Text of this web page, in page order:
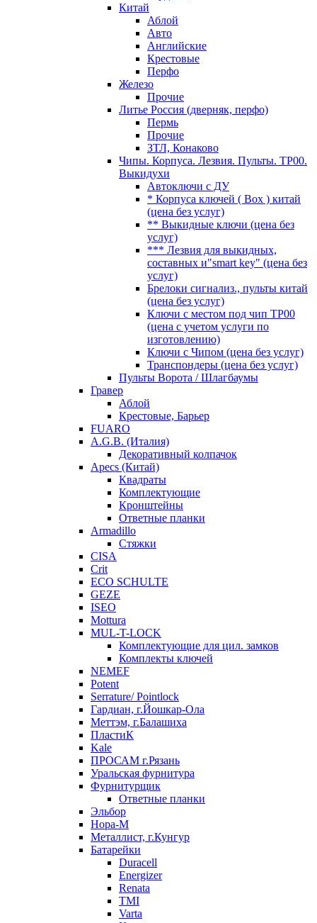
Китай
Аблой
Авто
Английские
Крестовые
Перфо
Железо
Прочие
Литье Россия (дверняк, перфо)
Пермь
Прочие
ЗТЛ, Конаково
Чипы. Корпуса. Лезвия. Пульты. TP00.
Выкидухи
Автоключи с ДУ
* Корпуса ключей ( Box ) китай
(цена без услуг)
** Выкидные ключи (цена без
услуг)
*** Лезвия для выкидных,
составных и"smart key" (цена без
услуг)
Брелоки сигнализ., пульты китай
(цена без услуг)
Ключи с местом под чип TP00
(цена с учетом услуги по
изготовлению)
Ключи с Чипом (цена без услуг)
Транспондеры (цена без услуг)
Пульты Ворота / Шлагбаумы
Гравер
Аблой
Крестовые, Барьер
FUARO
A.G.B. (Италия)
Декоративный колпачок
Apecs (Китай)
Квадраты
Комплектующие
Кронштейны
Ответные планки
Armadillo
Стяжки
CISA
Crit
ECO SCHULTE
GEZE
ISEO
Mottura
MUL-T-LOCK
Комплектующие для цил. замков
Комплекты ключей
NEMEF
Potent
Serrature/ Pointlock
Гардиан, г.Йошкар-Ола
Меттэм, г.Балашиха
ПластиК
Kale
ПРОСАМ г.Рязань
Уральская фурнитура
Фурнитурщик
Ответные планки
Эльбор
Нора-М
Металлист, г.Кунгур
Батарейки
Duracell
Energizer
Renata
TMI
Varta